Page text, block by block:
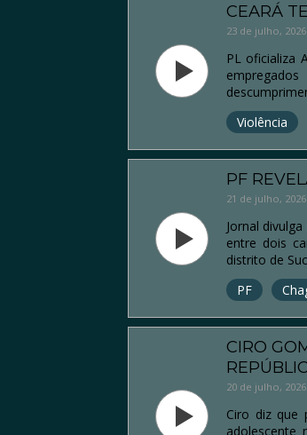
CEARÁ
23 de julho,
PL oficializa
Violência
PF
21 de julho,
Jornal
entre dois
distrito de
PF
CIRO
20 de julho,
Ciro diz que
adolescente